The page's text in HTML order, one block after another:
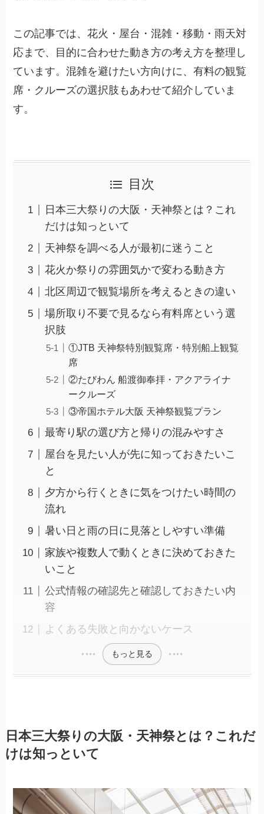
この記事では、花火・屋台・混雑・移動・雨天対
応まで、目的に合わせた動き方の考え方を整理し
ています。混雑を避けたい方向けに、有料の観覧
席・クルーズの選択肢もあわせて紹介していま
す。
目次
日本三大祭りの大阪・天神祭とは？これ
だけは知っといて
天神祭を調べる人が最初に迷うこと
花火か祭りの雰囲気かで変わる動き方
北区周辺で観覧場所を考えるときの違い
場所取り不要で見るなら有料席という選
択肢
①JTB 天神祭特別観覧席・特別船上観覧
席
②たびわん 船渡御奉拝・アクアライナ
ークルーズ
③帝国ホテル大阪 天神祭観覧プラン
最寄り駅の選び方と帰りの混みやすさ
屋台を見たい人が先に知っておきたいこ
と
夕方から行くときに気をつけたい時間の
流れ
暑い日と雨の日に見落としやすい準備
家族や複数人で動くときに決めておきた
いこと
公式情報の確認先と確認しておきたい内
容
よくある失敗と向かないケース
もっと見る
日本三大祭りの大阪・天神祭とは？これだ
けは知っといて